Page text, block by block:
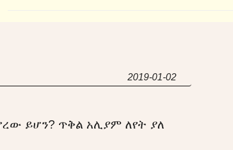
2019-01-02
ይሆን? ጥቅል አሊያም ለየት ያለ